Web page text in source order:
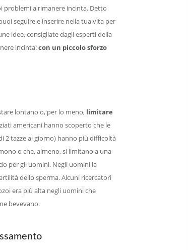
problemi a rimanere incinta. Detto
seguire e inserire nella tua vita per
idee, consigliate dagli esperti della
incinta:con un piccolo sforzo
lontano o, per lo meno, limitare
americani hanno scoperto che le
2 tazze al giorno) hanno più difficoltà
o che, almeno, si limitano a una
per gli uomini. Negli uomini la
dello sperma. Alcuni ricercatori
era più alta negli uomini che
bevevano.